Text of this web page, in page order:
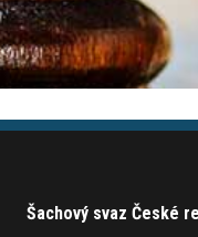
Šachový svaz České